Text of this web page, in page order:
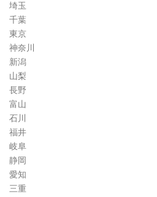
埼玉
千葉
東京
神奈川
新潟
山梨
長野
富山
石川
福井
岐阜
静岡
愛知
三重